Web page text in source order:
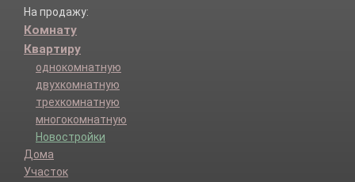
На продажу:
Комнату
Квартиру
однокомнатную
двухкомнатную
трехкомнатную
многокомнатную
Новостройки
Дома
Участок